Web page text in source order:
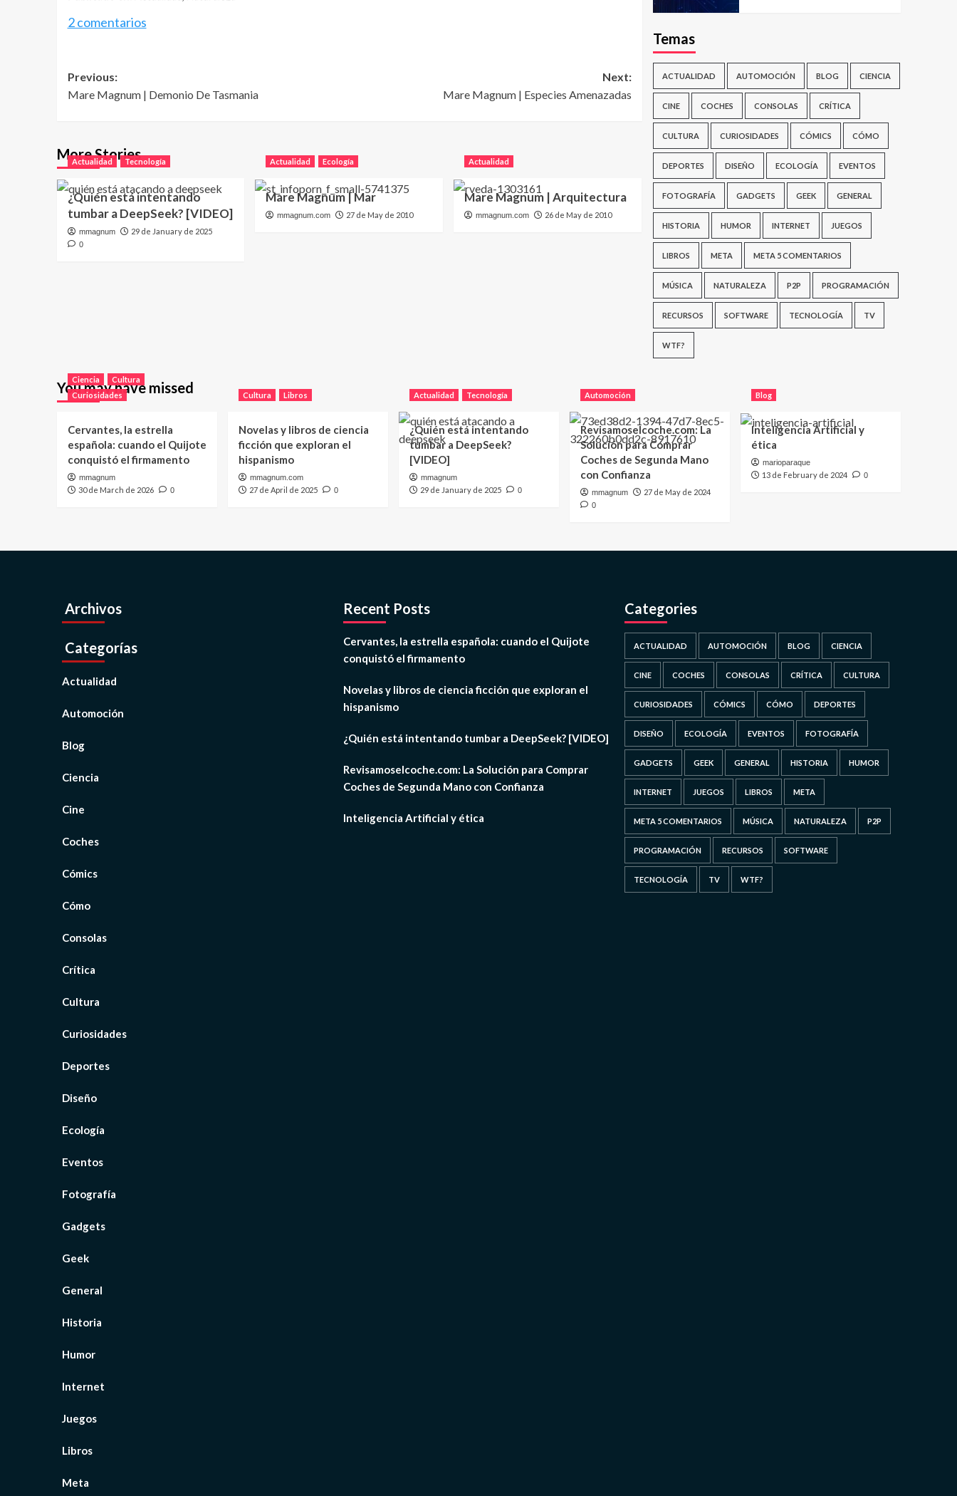
2 comentarios
Post
navigation
Previous:
Mare Magnum | Demonio De Tasmania
Next:
Mare Magnum | Especies Amenazadas
More Stories
Actualidad Tecnología
¿Quién está intentando
tumbar a DeepSeek? [VIDEO]
mmagnum 29 de January de 2025
0
Actualidad Ecología
Mare Magnum | Mar
mmagnum.com 27 de May de 2010
Actualidad
Mare Magnum | Arquitectura
mmagnum.com 26 de May de 2010
Temas
ACTUALIDAD AUTOMOCIÓN BLOG CIENCIA
CINE COCHES CONSOLAS CRÍTICA
CULTURA CURIOSIDADES CÓMICS CÓMO
DEPORTES DISEÑO ECOLOGÍA EVENTOS
FOTOGRAFÍA GADGETS GEEK GENERAL
HISTORIA HUMOR INTERNET JUEGOS
LIBROS META META 5 COMENTARIOS
MÚSICA NATURALEZA P2P PROGRAMACIÓN
RECURSOS SOFTWARE TECNOLOGÍA TV
WTF?
You may have missed
Ciencia
Cultura
Curiosidades
Cervantes, la estrella
española: cuando el Quijote
conquistó el firmamento
mmagnum
30 de March de 2026 0
Cultura Libros
Novelas y libros de ciencia
ficción que exploran el
hispanismo
mmagnum.com
27 de April de 2025 0
Actualidad Tecnología
¿Quién está intentando
tumbar a DeepSeek?
[VIDEO]
mmagnum
29 de January de 2025 0
Automoción
Revisamoselcoche.com: La
Solución para Comprar
Coches de Segunda Mano
con Confianza
mmagnum 27 de May de 2024
0
Blog
Inteligencia Artificial y
ética
marioparaque
13 de February de 2024 0
Archivos
Categorías
Actualidad
Automoción
Blog
Ciencia
Cine
Coches
Cómics
Cómo
Consolas
Crítica
Cultura
Curiosidades
Deportes
Diseño
Ecología
Eventos
Fotografía
Gadgets
Geek
General
Historia
Humor
Internet
Juegos
Libros
Meta
Recent Posts
Cervantes, la estrella española: cuando el Quijote
conquistó el firmamento
Novelas y libros de ciencia ficción que exploran el
hispanismo
¿Quién está intentando tumbar a DeepSeek? [VIDEO]
Revisamoselcoche.com: La Solución para Comprar
Coches de Segunda Mano con Confianza
Inteligencia Artificial y ética
Categories
ACTUALIDAD AUTOMOCIÓN BLOG CIENCIA
CINE COCHES CONSOLAS CRÍTICA CULTURA
CURIOSIDADES CÓMICS CÓMO DEPORTES
DISEÑO ECOLOGÍA EVENTOS FOTOGRAFÍA
GADGETS GEEK GENERAL HISTORIA HUMOR
INTERNET JUEGOS LIBROS META
META 5 COMENTARIOS MÚSICA NATURALEZA P2P
PROGRAMACIÓN RECURSOS SOFTWARE
TECNOLOGÍA TV WTF?